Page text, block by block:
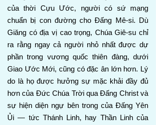
của thời Cựu Ước, người có sứ mạng
chuẩn bị con đường cho Đấng Mê-si. Dù
Giăng có địa vị cao trọng, Chúa Giê-su chỉ
ra rằng ngay cả người nhỏ nhất được dự
phần trong vương quốc thiên đàng, dưới
Giao Ước Mới, cũng có đặc ân lớn hơn. Lý
do là họ được hưởng sự mặc khải đầy đủ
hơn của Đức Chúa Trời qua Đấng Christ và
sự hiện diện ngự bên trong của Đấng Yên
Ủi — tức Thánh Linh, hay Thần Linh của